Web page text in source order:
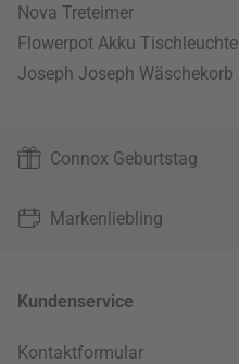
Nova Treteimer
Flowerpot Akku Tischleuchte
Joseph Joseph Wäschekorb
Connox Geburtstag
Markenliebling
Kundenservice
Kontaktformular